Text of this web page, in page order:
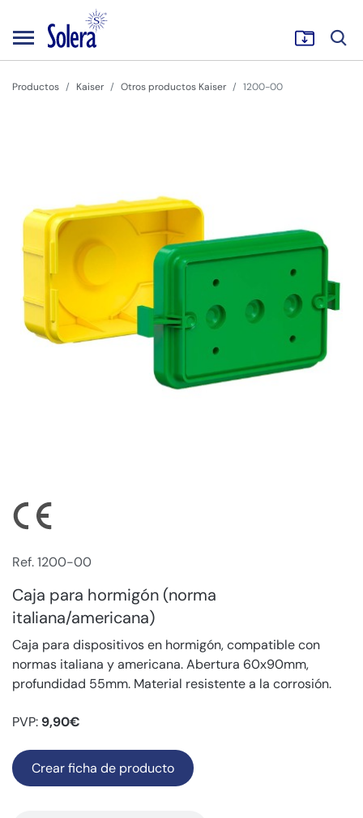
Productos Kaiser Otros productos Kaiser 1200-00
Ref. 1200-00
Caja para hormigón (norma
italiana/americana)
Caja para dispositivos en hormigón, compatible con
normas italiana y americana. Abertura 60x90mm,
profundidad 55mm. Material resistente a la corrosión.
PVP: 9,90€
Crear ficha de producto